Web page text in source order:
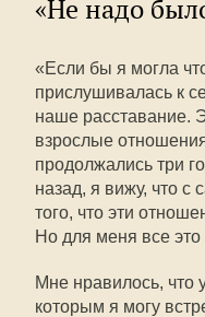
«Не надо
«Если бы я могла
прислушивалась к
наше расставание.
взрослые
продолжались три
назад, я вижу, что с
того, что эти
Но для меня все
Мне нравилось, что
которым я могу